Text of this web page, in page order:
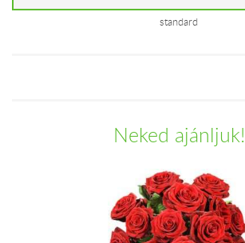
standard
Neked ajánljuk!